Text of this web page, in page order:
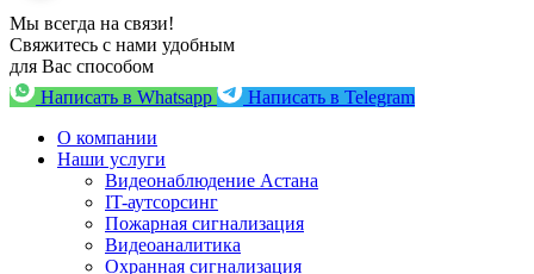
Мы всегда на связи!
Свяжитесь с нами удобным
для Вас способом
Написать в Whatsapp
Написать в Telegram
О компании
Наши услуги
Видеонаблюдение Астана
IT-аутсорсинг
Пожарная сигнализация
Видеоаналитика
Охранная сигнализация